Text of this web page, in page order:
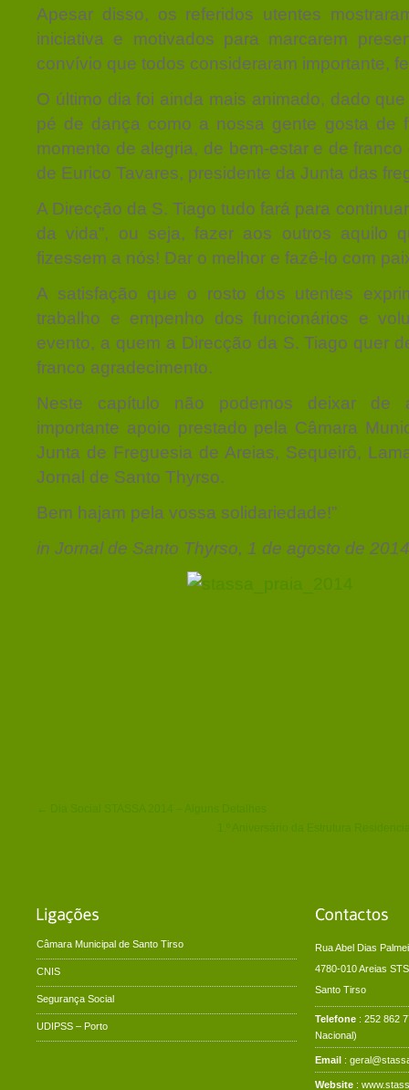
Apesar disso, os referidos utentes
iniciativa e motivados para marcarem
convívio que todos consideraram importante,
O último dia foi ainda mais animado, dado
pé de dança como a nossa gente gosta de
momento de alegria, de bem-estar e de
de Eurico Tavares, presidente da Junta das
A Direcção da S. Tiago tudo fará para
da vida”, ou seja, fazer aos outros aquilo
fizessem a nós! Dar o melhor e fazê-lo com
A satisfação que o rosto dos utentes
trabalho e empenho dos funcionários e
evento, a quem a Direcção da S. Tiago quer
franco agradecimento.
Neste capítulo não podemos deixar de
importante apoio prestado pela Câmara
Junta de Freguesia de Areias, Sequeirô,
Jornal de Santo Thyrso.
Bem hajam pela vossa solidariedade!”
in Jornal de Santo Thyrso, 1 de agosto de 2014
← Dia Social STASSA 2014 – Alguns Detalhes
1.º Aniversário da Estrutura
Câmara Municipal de Santo Tirso
CNIS
Segurança Social
UDIPSS – Porto
Rua Abel Dias
4780-010 Areias STS
Santo Tirso
Telefone : 252 862
Nacional)
Email :
Website :